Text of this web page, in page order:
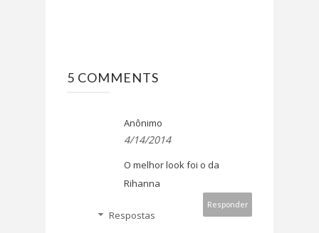
5 COMMENTS
Anônimo
4/14/2014
O melhor look foi o da
Rihanna
Responder
Respostas